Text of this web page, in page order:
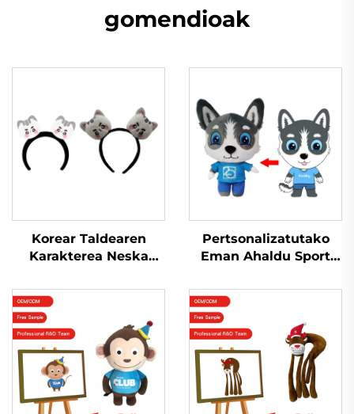
gomendioak
Korear Taldearen
Karakterea Neska
Plush Mahaigain Zorro
Pertsonalizatutako
Eman Ahaldu Sport
Pertsonalizatutako
Plush Rag Doll